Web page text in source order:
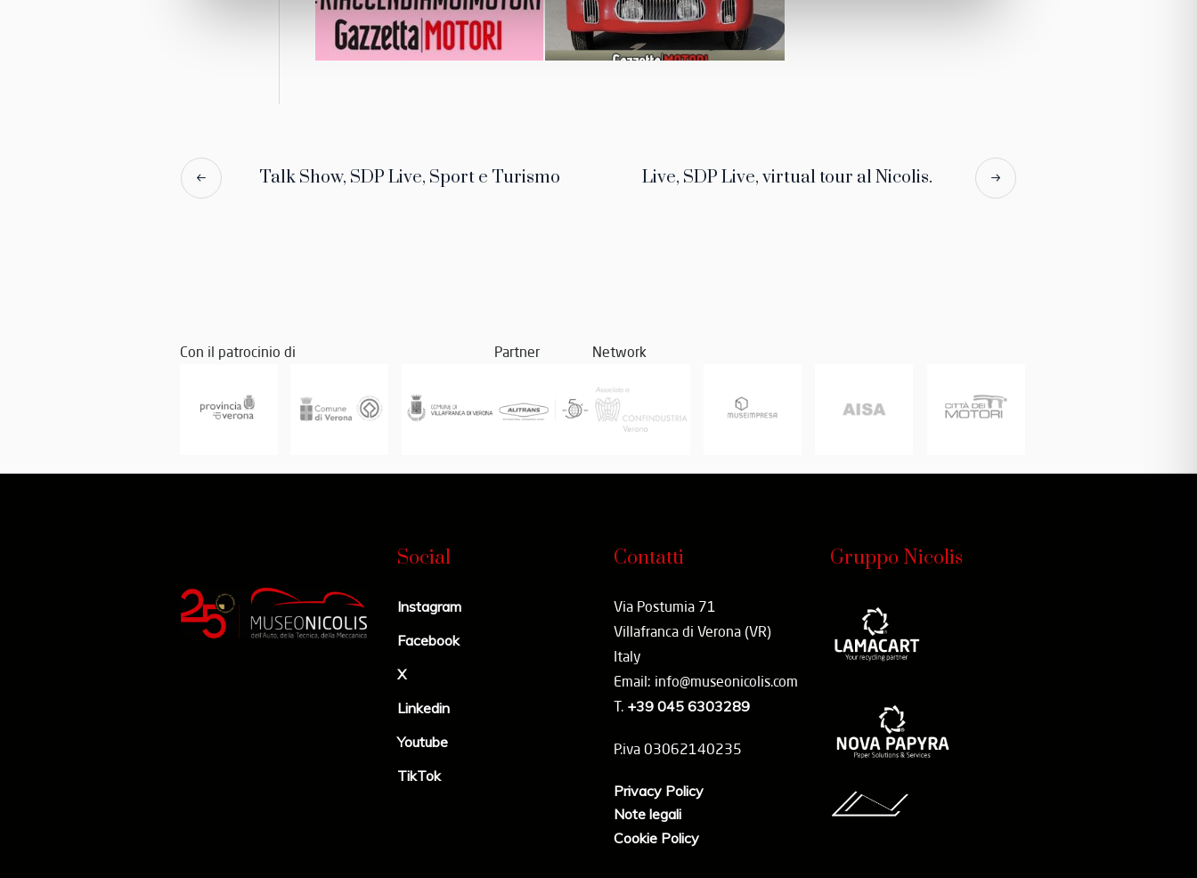
Talk Show, SDP Live, Sport e Turismo Live, SDP Live, virtual tour al Nicolis.
Con il patrocinio di Partner Network
Social
Instagram
Facebook
X
Linkedin
Youtube
TikTok
Contatti
Via Postumia 71
Villafranca di Verona (VR)
Italy
Email: info@museonicolis.com
T. +39 045 6303289
P.iva 03062140235
Privacy Policy
Note legali
Cookie Policy
Gruppo Nicolis